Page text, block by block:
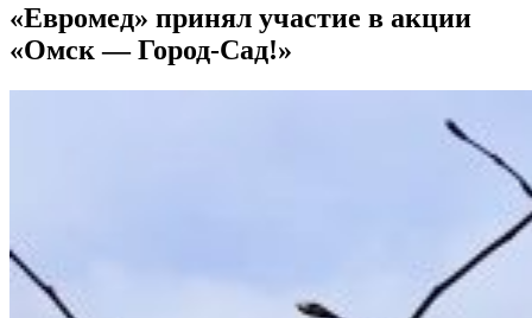
«Евромед» принял участие в акции
«Омск — Город-Сад!»